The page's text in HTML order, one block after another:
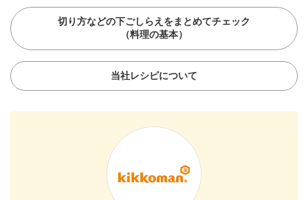
切り方などの下ごしらえをまとめてチェック
（料理の基本）
当社レシピについて